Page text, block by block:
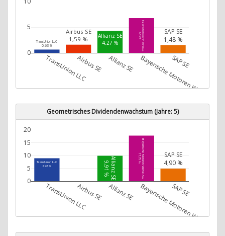
TransUnion LLC
0,63 %
Airbus SE
1,59 % Allianz SE
4,27 % Bayerische Motoren Werke AG
6,76 % SAP SE
1,48 %
TransUnion LLCAirbus SE Allianz SE Bayerische Motoren Werke AG
SAP SE
0
5
Geometrisches Dividendenwachstum (Jahre: 5)
TransUnion LLC
8,92 % Allianz SE
9,91 % Bayerische Motoren Werke AG
17,75 % SAP SE
4,90 %
TransUnion LLCAirbus SE Allianz SE Bayerische Motoren Werke AG
SAP SE
0
5
10
15
20